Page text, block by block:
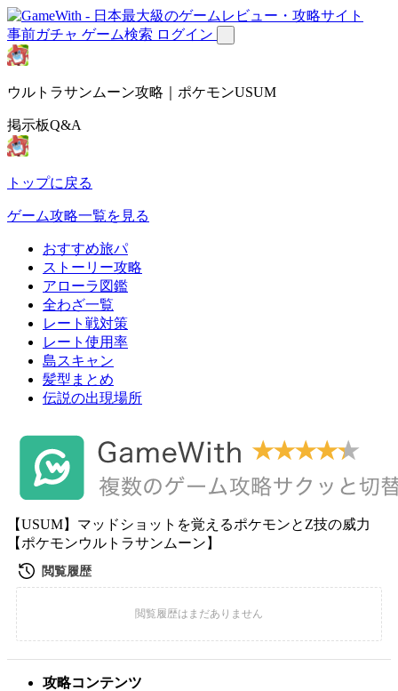
事前ガチャ ゲーム検索 ログイン
ウルトラサンムーン攻略｜ポケモンUSUM
掲示板Q&A
トップに戻る
ゲーム攻略一覧を見る
おすすめ旅パ
ストーリー攻略
アローラ図鑑
全わざ一覧
レート戦対策
レート使用率
島スキャン
髪型まとめ
伝説の出現場所
【USUM】マッドショットを覚えるポケモンとZ技の威力
【ポケモンウルトラサンムーン】
攻略コンテンツ